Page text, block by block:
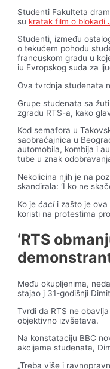
Studenti Fakulteta
su kratak film o blokadi
Studenti, između
o tekućem pohodu
francuskom gradu u
iu Evropskog suda za
Ova tvrdnja studenata
Grupe studenata sa
zgradu RTS-a, kako
Kod semafora u
saobraćajnica u
automobila, kombija i
tube u znak
Nekolicina njih je na
skandirala: ‘I ko ne
Ko jećacii zašto je ova
koristi na protestima
‘RTS
Među okupljenima,
stajao j 31-godišnji
Tvrdi da RTS ne
objektivno izvšetava.
Na konstataciju BBC
akcijama studenata,
„Treba više i